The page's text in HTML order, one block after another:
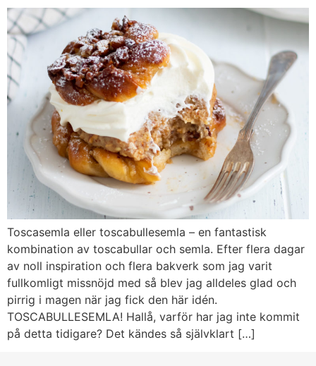
Toscasemla eller toscabullesemla – en fantastisk
kombination av toscabullar och semla. Efter flera dagar
av noll inspiration och flera bakverk som jag varit
fullkomligt missnöjd med så blev jag alldeles glad och
pirrig i magen när jag fick den här idén.
TOSCABULLESEMLA! Hallå, varför har jag inte kommit
på detta tidigare? Det kändes så självklart […]